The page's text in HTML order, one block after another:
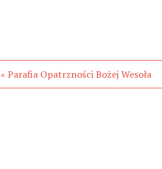
« Parafia Opatrzności Bożej Wesoła